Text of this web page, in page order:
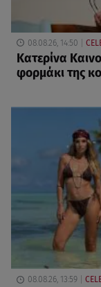
08.08.26, 14:50
Κατερίνα
φορμάκι της
08.08.26, 13:59